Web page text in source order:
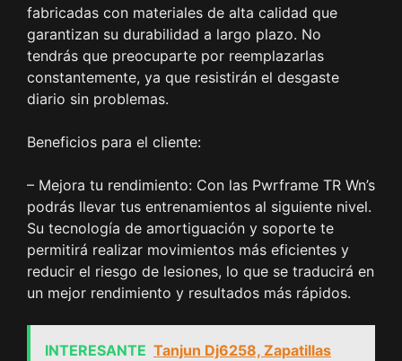
fabricadas con materiales de alta calidad que
garantizan su durabilidad a largo plazo. No
tendrás que preocuparte por reemplazarlas
constantemente, ya que resistirán el desgaste
diario sin problemas.
Beneficios para el cliente:
– Mejora tu rendimiento: Con las Pwrframe TR Wn’s
podrás llevar tus entrenamientos al siguiente nivel.
Su tecnología de amortiguación y soporte te
permitirá realizar movimientos más eficientes y
reducir el riesgo de lesiones, lo que se traducirá en
un mejor rendimiento y resultados más rápidos.
INTERESANTE Tanjun Dj6258, Zapatillas